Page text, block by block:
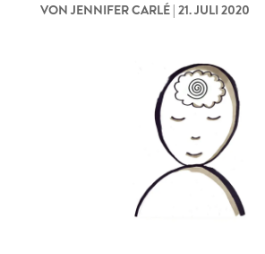
VON JENNIFER CARLÉ| 21. JULI 2020